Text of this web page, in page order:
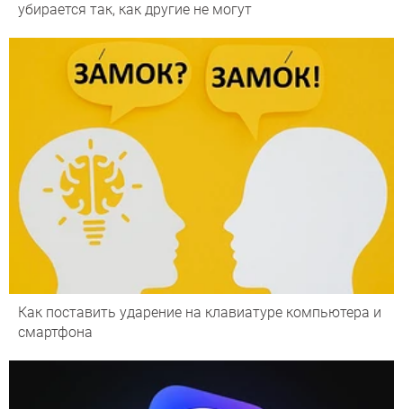
убирается так, как другие не могут
Как поставить ударение на клавиатуре компьютера и
смартфона